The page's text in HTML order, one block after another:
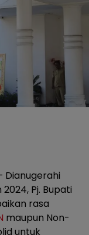
Dianugerahi
Pj. Bupati
rasa
maupun Non-
untuk